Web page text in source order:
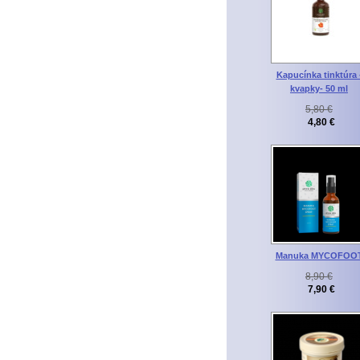
Kapucínka tinktúra
kvapky- 50 ml
5,80 €
4,80 €
Manuka
8,90 €
7,90 €